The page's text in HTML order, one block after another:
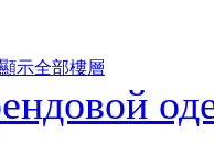
顯示全部樓層